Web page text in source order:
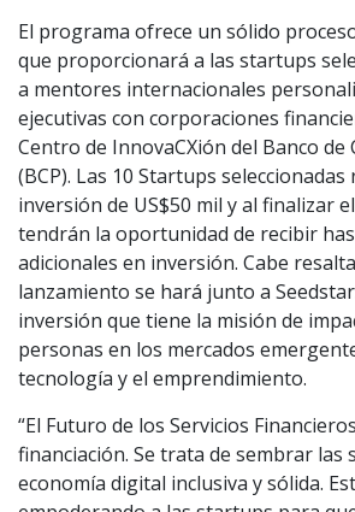
El programa ofrece un sólido
que proporcionará a las startups
a mentores internacionales
ejecutivas con corporaciones
Centro de InnovaCXión del Banco de
(BCP). Las 10 Startups
inversión de US$50 mil y al finalizar
tendrán la oportunidad de recibir
adicionales en inversión. Cabe
lanzamiento se hará junto a
inversión que tiene la misión de
personas en los mercados
tecnología y el emprendimiento.
“El Futuro de los Servicios
financiación. Se trata de sembrar las
economía digital inclusiva y sólida.